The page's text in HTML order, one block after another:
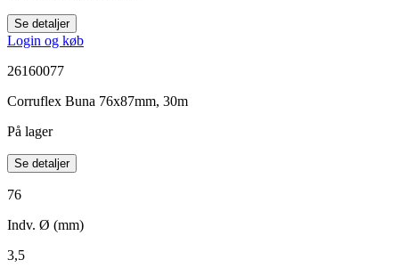
Se detaljer
Login og køb
26160077
Corruflex Buna 76x87mm, 30m
På lager
Se detaljer
76
Indv. Ø (mm)
3,5